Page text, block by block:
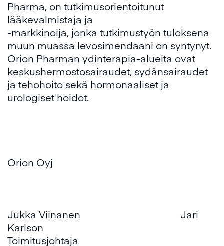
Pharma, on tutkimusorientoitunut
lääkevalmistaja ja
-markkinoija, jonka tutkimustyön tuloksena
muun muassa levosimendaani on syntynyt.
Orion Pharman ydinterapia-alueita ovat
keskushermostosairaudet, sydänsairaudet
ja tehohoito sekä hormonaaliset ja
urologiset hoidot.
Orion Oyj
Jukka Viinanen Jari
Karlson
Toimitusjohtaja